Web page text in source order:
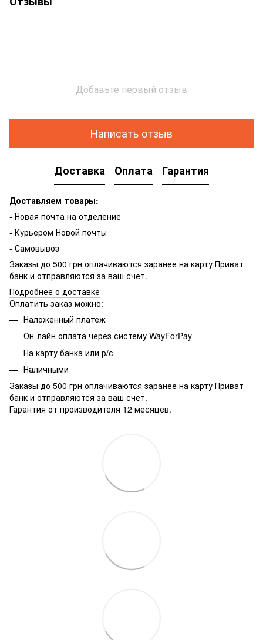
Добавьте первый отзыв
Написать отзыв
Доставка Оплата Гарантия
Доставляем товары:
- Новая почта на отделение
- Курьером Новой почты
- Самовывоз
Заказы до 500 грн оплачиваются заранее на карту Приват
банк и отправляются за ваш счет.
Подробнее о доставке
Оплатить заказ можно:
Наложенный платеж
Он-лайн оплата через систему WayForPay
На карту банка или р/с
Наличными
Заказы до 500 грн оплачиваются заранее на карту Приват
банк и отправляются за ваш счет.
Гарантия от производителя 12 месяцев.